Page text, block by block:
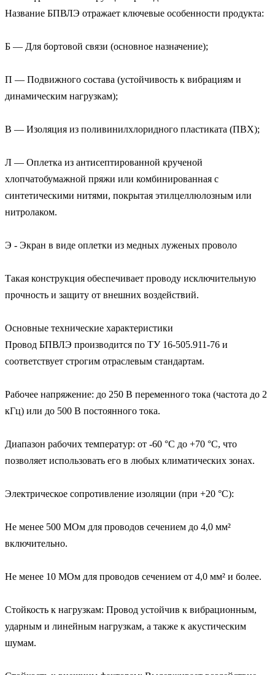
Название БПВЛЭ отражает ключевые особенности продукта:
Б — Для бортовой связи (основное назначение);
П — Подвижного состава (устойчивость к вибрациям и
динамическим нагрузкам);
В — Изоляция из поливинилхлоридного пластиката (ПВХ);
Л — Оплетка из антисептированной крученой
хлопчатобумажной пряжи или комбинированная с
синтетическими нитями, покрытая этилцеллюлозным или
нитролаком.
Э - Экран в виде оплетки из медных луженых проволо
Такая конструкция обеспечивает проводу исключительную
прочность и защиту от внешних воздействий.
Основные технические характеристики
Провод БПВЛЭ производится по ТУ 16-505.911-76 и
соответствует строгим отраслевым стандартам.
Рабочее напряжение: до 250 В переменного тока (частота до 2
кГц) или до 500 В постоянного тока.
Диапазон рабочих температур: от -60 °С до +70 °С, что
позволяет использовать его в любых климатических зонах.
Электрическое сопротивление изоляции (при +20 °С):
Не менее 500 МОм для проводов сечением до 4,0 мм²
включительно.
Не менее 10 МОм для проводов сечением от 4,0 мм² и более.
Стойкость к нагрузкам: Провод устойчив к вибрационным,
ударным и линейным нагрузкам, а также к акустическим
шумам.